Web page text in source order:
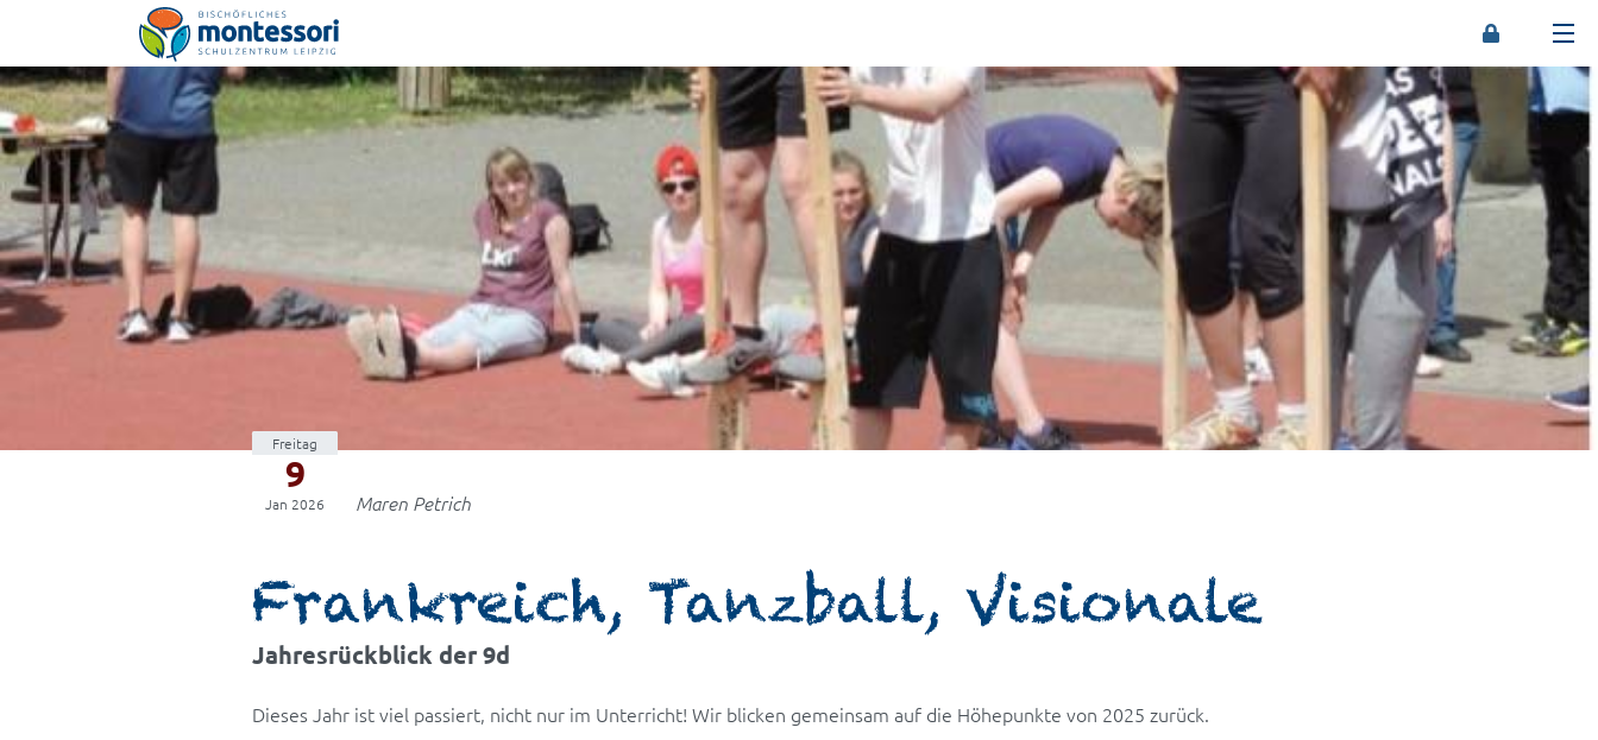
Montessori-Schulzentrum Leipzig
Freitag
9
Jan 2026 Maren Petrich
Frankreich, Tanzball, Visionale
Jahresrückblick der 9d
Dieses Jahr ist viel passiert, nicht nur im Unterricht! Wir blicken gemeinsam auf die Höhepunkte von 2025 zurück.